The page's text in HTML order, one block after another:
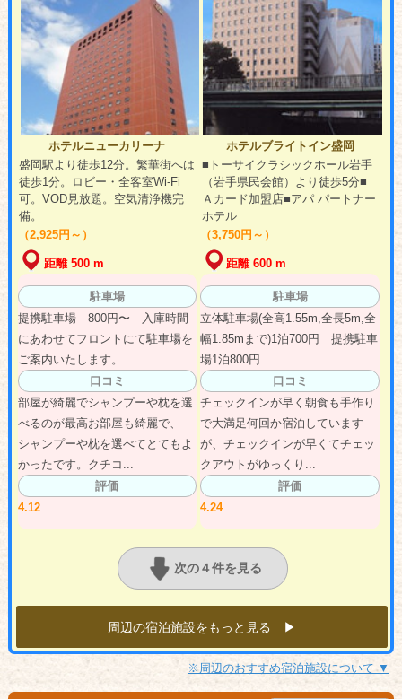
ホテルニューカリーナ
盛岡駅より徒歩12分。繁華街へは
徒歩1分。ロビー・全客室Wi-Fi
可。VOD見放題。空気清浄機完
備。
（2,925円～）
距離 500 m
駐車場
提携駐車場 800円〜 入庫時間
にあわせてフロントにて駐車場を
ご案内いたします。...
口コミ
部屋が綺麗でシャンプーや枕を選
べるのが最高お部屋も綺麗で、
シャンプーや枕を選べてとてもよ
かったです。クチコ...
評価
4.12
ホテルブライトイン盛岡
■トーサイクラシックホール岩手
（岩手県民会館）より徒歩5分■
Ａカード加盟店■アパ パートナー
ホテル
（3,750円～）
距離 600 m
駐車場
立体駐車場(全高1.55m,全長5m,全
幅1.85mまで)1泊700円 提携駐車
場1泊800円...
口コミ
チェックインが早く朝食も手作り
で大満足何回か宿泊しています
が、チェックインが早くてチェッ
クアウトがゆっくり...
評価
4.24
次の４件を見る
周辺の宿泊施設をもっと見る ▶︎
※周辺のおすすめ宿泊施設について ▼